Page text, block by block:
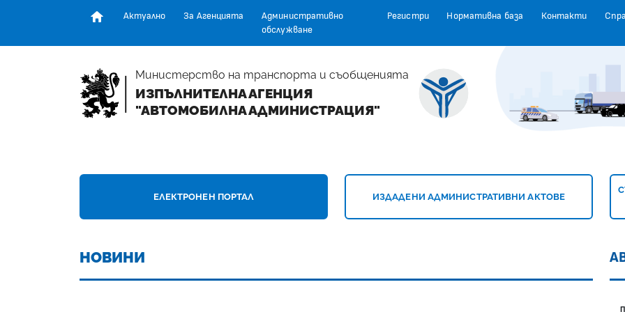
Актуално За Агенцията
Административно
обслужване
Регистри Нормативна база Контакти
Министерство на транспорта и съобщенията
ИЗПЪЛНИТЕЛНА АГЕНЦИЯ
"АВТОМОБИЛНА АДМИНИСТРАЦИЯ"
ЕЛЕКТРОНЕН ПОРТАЛ ИЗДАДЕНИ АДМИНИСТРАТИВНИ АКТОВЕ
НОВИНИ